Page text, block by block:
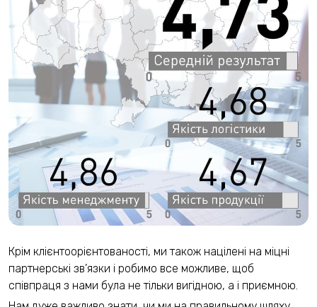
Крім клієнтоорієнтованості, ми також націлені на міцні
партнерські зв’язки і робимо все можливе, щоб
співпраця з нами була не тільки вигідною, а і приємною.